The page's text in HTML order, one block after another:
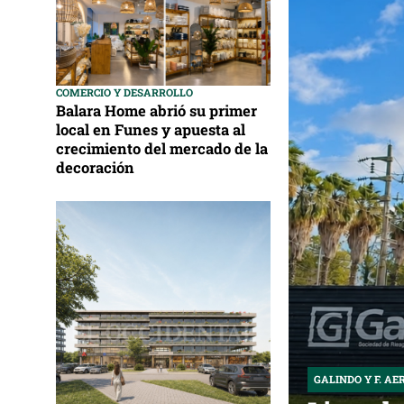
COMERCIO Y DESARROLLO
Balara Home abrió su primer
local en Funes y apuesta al
crecimiento del mercado de la
decoración
GALINDO Y F.